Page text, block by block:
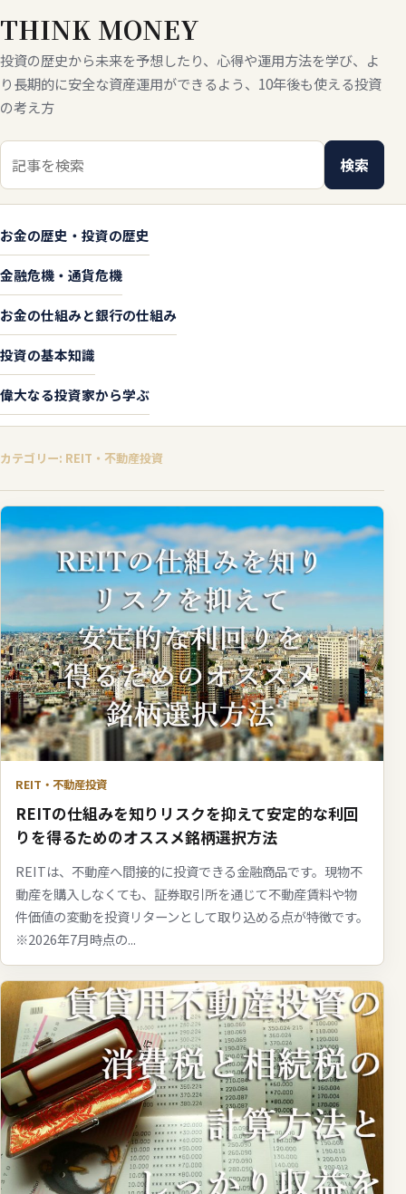
THINK MONEY
投資の歴史から未来を予想したり、心得や運用方法を学び、よ
り長期的に安全な資産運用ができるよう、10年後も使える投資
の考え方
検索キーワード
検索
お金の歴史・投資の歴史
金融危機・通貨危機
お金の仕組みと銀行の仕組み
投資の基本知識
偉大なる投資家から学ぶ
カテゴリー: REIT・不動産投資
REIT・不動産投資
REITの仕組みを知りリスクを抑えて安定的な利回
りを得るためのオススメ銘柄選択方法
REITは、不動産へ間接的に投資できる金融商品です。現物不
動産を購入しなくても、証券取引所を通じて不動産賃料や物
件価値の変動を投資リターンとして取り込める点が特徴です。
※2026年7月時点の...